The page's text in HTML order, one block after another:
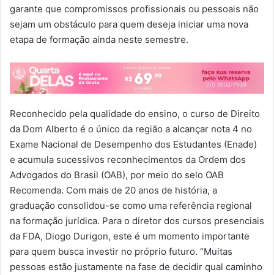
garante que compromissos profissionais ou pessoais não
sejam um obstáculo para quem deseja iniciar uma nova
etapa de formação ainda neste semestre.
Reconhecido pela qualidade do ensino, o curso de Direito
da Dom Alberto é o único da região a alcançar nota 4 no
Exame Nacional de Desempenho dos Estudantes (Enade)
e acumula sucessivos reconhecimentos da Ordem dos
Advogados do Brasil (OAB), por meio do selo OAB
Recomenda. Com mais de 20 anos de história, a
graduação consolidou-se como uma referência regional
na formação jurídica. Para o diretor dos cursos presenciais
da FDA, Diogo Durigon, este é um momento importante
para quem busca investir no próprio futuro. “Muitas
pessoas estão justamente na fase de decidir qual caminho